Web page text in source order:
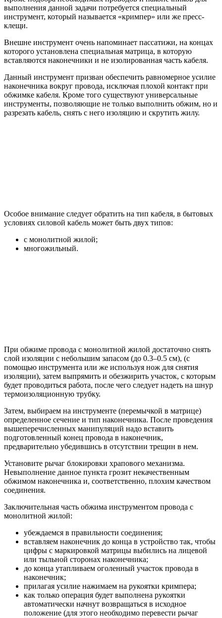
выполнения данной задачи потребуется специальный
инструмент, который называется «кримпер» или же пресс-
клещи.
Внешне инструмент очень напоминает пассатижи, на концах
которого установлена специальная матрица, в которую
вставляются наконечники и не изолированная часть кабеля.
Данный инструмент призван обеспечить равномерное усилие
наконечника вокруг провода, исключая плохой контакт при
обжимке кабеля. Кроме того существуют универсальные
инструменты, позволяющие не только выполнить обжим, но и
разрезать кабель, снять с него изоляцию и скрутить жилу.
Особое внимание следует обратить на тип кабеля, в бытовых
условиях силовой кабель может быть двух типов:
с монолитной жилой;
многожильный.
При обжиме провода с монолитной жилой достаточно снять
слой изоляции с небольшим запасом (до 0.3–0.5 см), (с
помощью инструмента или же используя нож для снятия
изоляции), затем выпрямить и обезжирить участок, с которым
будет проводиться работа, после чего следует надеть на шнур
термоизоляционную трубку.
Затем, выбираем на инструменте (перемычкой в матрице)
определенное сечение и тип наконечника. После проведения
вышеперечисленных манипуляций надо вставить
подготовленный конец провода в наконечник,
предварительно убедившись в отсутствии трещин в нем.
Установите рычаг блокировки храпового механизма.
Невыполнение данное пункта грозит некачественным
обжимом наконечника и, соответственно, плохим качеством
соединения.
Заключительная часть обжима инструментом провода с
монолитной жилой:
убеждаемся в правильности соединения;
вставляем наконечник до конца в устройство так, чтобы
цифры с маркировкой матрицы выбились на лицевой
или тыльной сторонах наконечника;
до конца утапливаем оголенный участок провода в
наконечник;
прилагая усилие нажимаем на рукоятки кримпера;
как только операция будет выполнена рукоятки
автоматически начнут возвращаться в исходное
положение (для этого необходимо перевести рычаг